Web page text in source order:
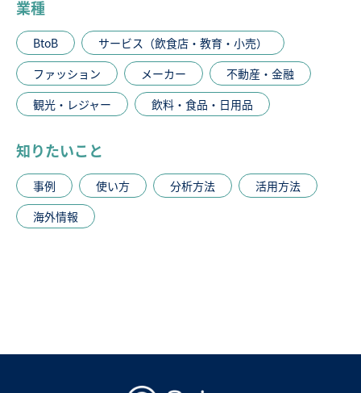
業種
BtoB
サービス（飲食店・教育・小売）
ファッション
メーカー
不動産・金融
観光・レジャー
飲料・食品・日用品
知りたいこと
事例 使い方 分析方法
活用方法
海外情報